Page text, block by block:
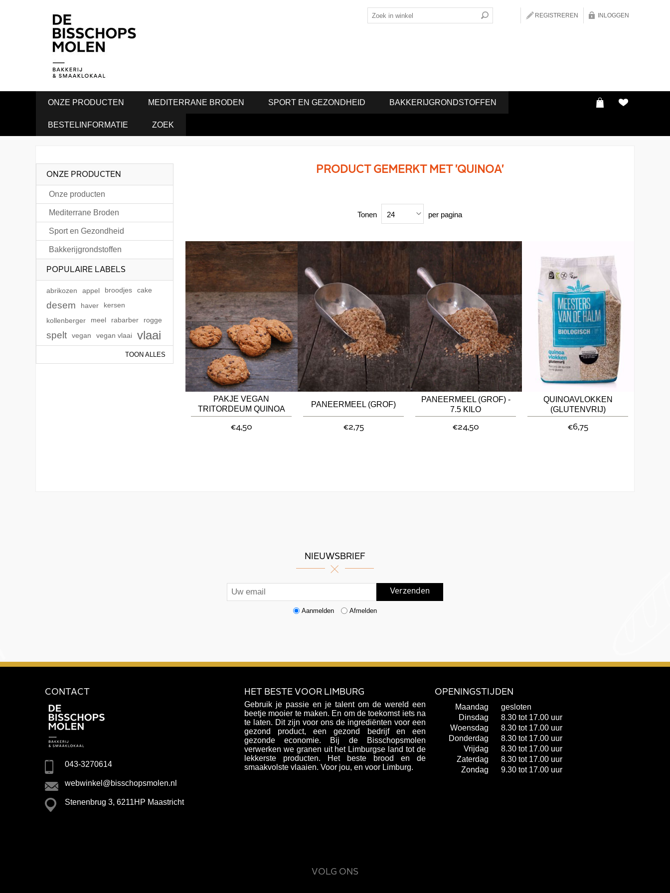
REGISTREREN INLOGGEN
ONZE PRODUCTEN MEDITERRANE BRODEN SPORT EN GEZONDHEID BAKKERIJGRONDSTOFFEN
BESTELINFORMATIE ZOEK
PRODUCT GEMERKT MET 'QUINOA'
Tonen 24 per pagina
PAKJE VEGAN
TRITORDEUM QUINOA
CHOCOLADEKOEKJES
€4,50
PANEERMEEL (GROF)
€2,75
PANEERMEEL (GROF) -
7.5 KILO
€24,50
QUINOAVLOKKEN
(GLUTENVRIJ)
€6,75
ONZE PRODUCTEN
Onze producten
Mediterrane Broden
Sport en Gezondheid
Bakkerijgrondstoffen
POPULAIRE LABELS
abrikozen appel broodjes cake
desem haver kersen
kollenberger meel rabarber rogge
spelt vegan vegan vlaai vlaai
TOON ALLES
NIEUWSBRIEF
Aanmelden Afmelden
CONTACT
043-3270614
webwinkel@bisschopsmolen.nl
Stenenbrug 3, 6211HP Maastricht
HET BESTE VOOR LIMBURG
Gebruik je passie en je talent om de wereld een
beetje mooier te maken. En om de toekomst iets na
te laten. Dit zijn voor ons de ingrediënten voor een
gezond product, een gezond bedrijf en een
gezonde economie. Bij de Bisschopsmolen
verwerken we granen uit het Limburgse land tot de
lekkerste producten. Het beste brood en de
smaakvolste vlaaien. Voor jou, en voor Limburg.
OPENINGSTIJDEN
Maandag
gesloten
Dinsdag
8.30 tot 17.00 uur
Woensdag
8.30 tot 17.00 uur
Donderdag
8.30 tot 17.00 uur
Vrijdag
8.30 tot 17.00 uur
Zaterdag
8.30 tot 17.00 uur
Zondag
9.30 tot 17.00 uur
VOLG ONS